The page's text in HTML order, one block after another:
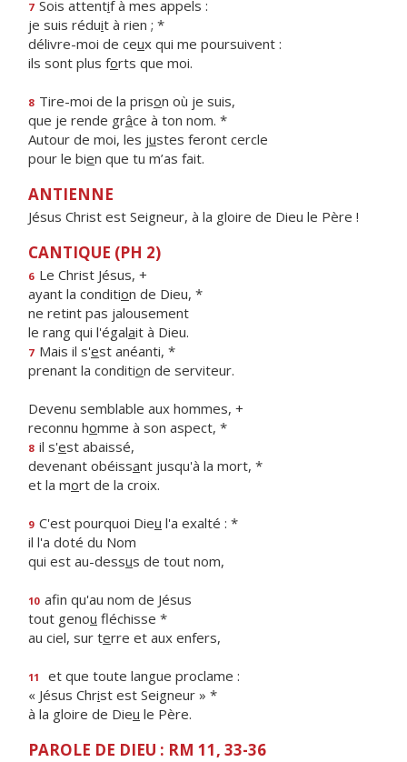
7 Sois attentif à mes appels :
je suis réduit à rien ; *
délivre-moi de ceux qui me poursuivent :
ils sont plus forts que moi.
8 Tire-moi de la prison où je suis,
que je rende grâce à ton nom. *
Autour de moi, les justes feront cercle
pour le bien que tu m’as fait.
ANTIENNE
Jésus Christ est Seigneur, à la gloire de Dieu le Père !
CANTIQUE (PH 2)
6 Le Christ Jésus, +
ayant la condition de Dieu, *
ne retint pas jalousement
le rang qui l'égalait à Dieu.
7 Mais il s'est anéanti, *
prenant la condition de serviteur.
Devenu semblable aux hommes, +
reconnu homme à son aspect, *
8 il s'est abaissé,
devenant obéissant jusqu'à la mort, *
et la mort de la croix.
9 C'est pourquoi Dieu l'a exalté : *
il l'a doté du Nom
qui est au-dessus de tout nom,
10 afin qu'au nom de Jésus
tout genou fléchisse *
au ciel, sur terre et aux enfers,
11
et que toute langue proclame :
« Jésus Christ est Seigneur » *
à la gloire de Dieu le Père.
PAROLE DE DIEU : RM 11, 33-36